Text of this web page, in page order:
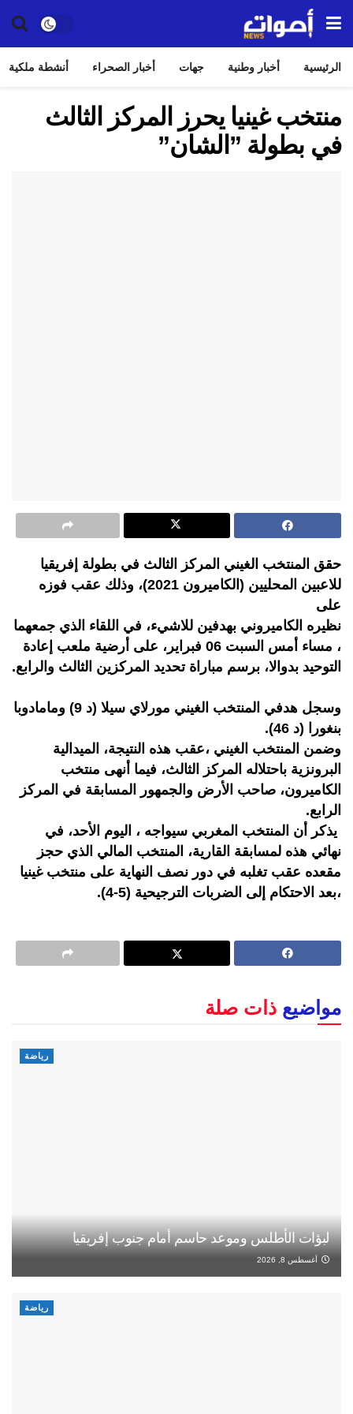
الرئيسية أخبار وطنية جهات أخبار الصحراء أنشطة ملكية
منتخب غينيا يحرز المركز الثالث
في بطولة ”الشان”
حقق المنتخب الغيني المركز الثالث في بطولة إفريقيا
للاعبين المحليين (الكاميرون 2021)، وذلك عقب فوزه
على
نظيره الكاميروني بهدفين للاشيء، في اللقاء الذي جمعهما
، مساء أمس السبت 06 فبراير، على أرضية ملعب إعادة
التوحيد بدوالا، برسم مباراة تحديد المركزين الثالث والرابع.
وسجل هدفي المنتخب الغيني مورلاي سيلا (د 9) ومامادوبا
بنغورا (د 46).
وضمن المنتخب الغيني ،عقب هذه النتيجة، الميدالية
البرونزية باحتلاله المركز الثالث، فيما أنهى منتخب
الكاميرون، صاحب الأرض والجمهور المسابقة في المركز
الرابع.
يذكر أن المنتخب المغربي سيواجه ، اليوم الأحد، في
نهائي هذه لمسابقة القارية، المنتخب المالي الذي حجز
مقعده عقب تغلبه في دور نصف النهاية على منتخب غينيا
،بعد الاحتكام إلى الضربات الترجيحية (5-4).
مواضيع ذات صلة
رياضة
لبؤات الأطلس وموعد حاسم أمام جنوب إفريقيا
أغسطس 8, 2026
رياضة